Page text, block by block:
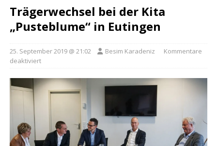
Trägerwechsel bei der Kita
„Pusteblume“ in Eutingen
25. September 2019 @ 21:02 Besim Karadeniz
Kommentare
deaktiviert